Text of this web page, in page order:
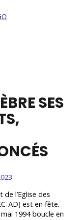
SES
l’Eglise des
AD) est en fête.
1994 boucle en